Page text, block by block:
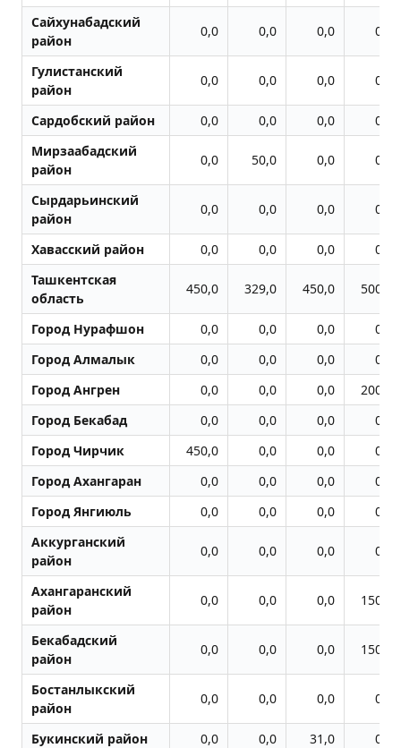
Сайхунабадский
район
0,0 0,0 0,0 0,0
Гулистанский
район
0,0 0,0 0,0 0,0
Сардобский район 0,0 0,0 0,0
0,0
Мирзаабадский
район
0,0 50,0 0,0 0,0
Сырдарьинский
район
0,0 0,0 0,0 0,0
Хавасский район 0,0 0,0 0,0
0,0
Ташкентская
область
450,0 329,0 450,0 500,0
Город Нурафшон 0,0 0,0 0,0
0,0
Город Алмалык
0,0 0,0 0,0
0,0
Город Ангрен
0,0 0,0 0,0
200,0
Город Бекабад
0,0 0,0 0,0
0,0
Город Чиpчик
450,0 0,0 0,0
0,0
Город Ахангаран
0,0 0,0 0,0
0,0
Город Янгиюль
0,0 0,0 0,0
0,0
Аккурганский
район
0,0 0,0 0,0 0,0
Ахангаранский
район
0,0 0,0 0,0 150,0
Бекабадский
район
0,0 0,0 0,0 150,0
Бостанлыкский
район
0,0 0,0 0,0 0,0
Букинский район 0,0 0,0 31,0
0,0